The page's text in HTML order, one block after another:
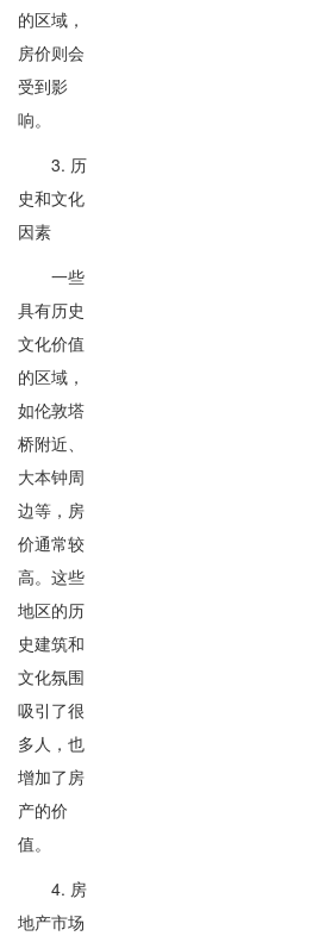
的区域，
房价则会
受到影
响。
3. 历
史和文化
因素
一些
具有历史
文化价值
的区域，
如伦敦塔
桥附近、
大本钟周
边等，房
价通常较
高。这些
地区的历
史建筑和
文化氛围
吸引了很
多人，也
增加了房
产的价
值。
4. 房
地产市场